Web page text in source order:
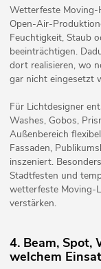
Wetterfeste Moving-
Open-Air-
Feuchtigkeit, Staub
beeinträchtigen.
dort realisieren, wo
gar nicht eingesetzt
Für Lichtdesigner
Washes, Gobos,
Außenbereich
Fassaden,
inszeniert.
Stadtfesten und
wetterfeste Moving-
verstärken.
4. Beam, Spot,
welchem